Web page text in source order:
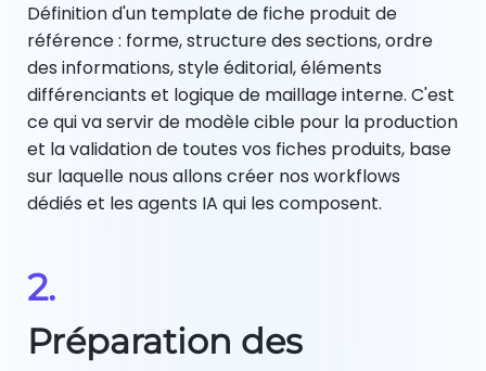
Définition d'un template de fiche produit de
référence : forme, structure des sections, ordre
des informations, style éditorial, éléments
différenciants et logique de maillage interne. C'est
ce qui va servir de modèle cible pour la production
et la validation de toutes vos fiches produits, base
sur laquelle nous allons créer nos workflows
dédiés et les agents IA qui les composent.
2.
Préparation des